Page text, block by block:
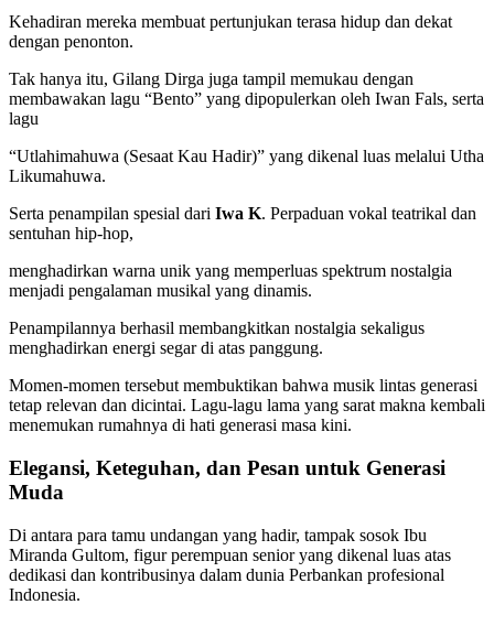
Kehadiran mereka membuat pertunjukan terasa hidup dan dekat
dengan penonton.
Tak hanya itu, Gilang Dirga juga tampil memukau dengan
membawakan lagu “Bento” yang dipopulerkan oleh Iwan Fals, serta
lagu
“Utlahimahuwa (Sesaat Kau Hadir)” yang dikenal luas melalui Utha
Likumahuwa.
Serta penampilan spesial dari Iwa K. Perpaduan vokal teatrikal dan
sentuhan hip-hop,
menghadirkan warna unik yang memperluas spektrum nostalgia
menjadi pengalaman musikal yang dinamis.
Penampilannya berhasil membangkitkan nostalgia sekaligus
menghadirkan energi segar di atas panggung.
Momen-momen tersebut membuktikan bahwa musik lintas generasi
tetap relevan dan dicintai. Lagu-lagu lama yang sarat makna kembali
menemukan rumahnya di hati generasi masa kini.
Elegansi, Keteguhan, dan Pesan untuk Generasi
Muda
Di antara para tamu undangan yang hadir, tampak sosok Ibu
Miranda Gultom, figur perempuan senior yang dikenal luas atas
dedikasi dan kontribusinya dalam dunia Perbankan profesional
Indonesia.